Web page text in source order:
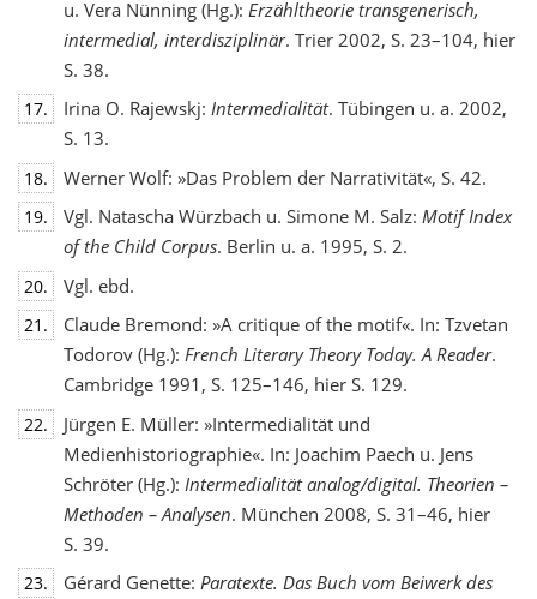
u. Vera Nünning (Hg.): Erzähltheorie transgenerisch,
intermedial, interdisziplinär. Trier 2002, S. 23–104, hier
S. 38.
17. Irina O. Rajewskj: Intermedialität. Tübingen u. a. 2002,
S. 13.
18. Werner Wolf: »Das Problem der Narrativität«, S. 42.
19. Vgl. Natascha Würzbach u. Simone M. Salz: Motif Index
of the Child Corpus. Berlin u. a. 1995, S. 2.
20. Vgl. ebd.
21.
Claude Bremond: »A critique of the motif«. In: Tzvetan
Todorov (Hg.): French Literary Theory Today. A Reader.
Cambridge 1991, S. 125–146, hier S. 129.
22.
Jürgen E. Müller: »Intermedialität und
Medienhistoriographie«. In: Joachim Paech u. Jens
Schröter (Hg.): Intermedialität analog/digital. Theorien –
Methoden – Analysen. München 2008, S. 31–46, hier
S. 39.
23. Gérard Genette: Paratexte. Das Buch vom Beiwerk des